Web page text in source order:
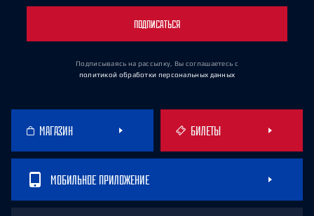
ПОДПИСАТЬСЯ
Подписываясь на рассылку, Вы соглашаетесь с
политикой обработки персональных данных
МАГАЗИН БИЛЕТЫ
МОБИЛЬНОЕ ПРИЛОЖЕНИЕ